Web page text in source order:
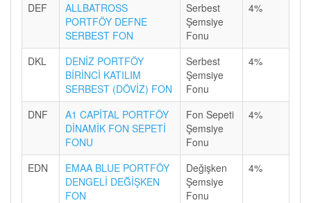
DEF
ALLBATROSS
PORTFÖY DEFNE
SERBEST FON
Serbest
Şemsiye
Fonu
4%
DKL
DENİZ PORTFÖY
BİRİNCİ KATILIM
SERBEST (DÖVİZ) FON
Serbest
Şemsiye
Fonu
4%
DNF
A1 CAPİTAL PORTFÖY
DİNAMİK FON SEPETİ
FONU
Fon Sepeti
Şemsiye
Fonu
4%
EDN
EMAA BLUE PORTFÖY
DENGELİ DEĞİŞKEN
FON
Değişken
Şemsiye
Fonu
4%